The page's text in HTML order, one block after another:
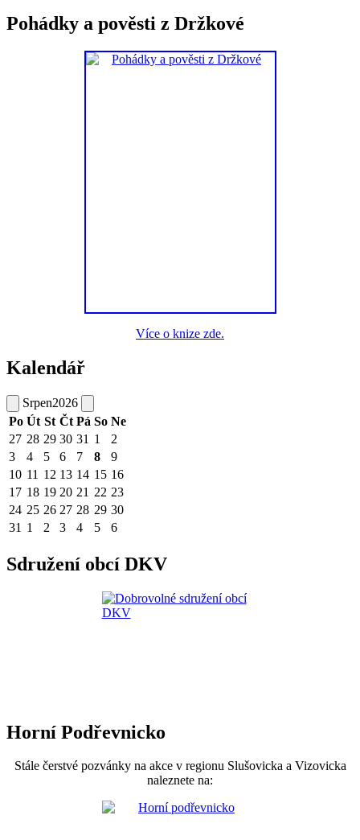
Pohádky a pověsti z Držkové
Více o knize zde.
Kalendář
Srpen2026
Po Út St Čt Pá So Ne
27 28 29 30 31 1
2
3
4 5 6 7 8
9
10 11 12 13 14 15 16
17 18 19 20 21 22 23
24 25 26 27 28 29 30
31 1 2 3 4 5 6
Sdružení obcí DKV
Horní Podřevnicko
Stále čerstvé pozvánky na akce v regionu Slušovicka a Vizovicka
naleznete na: